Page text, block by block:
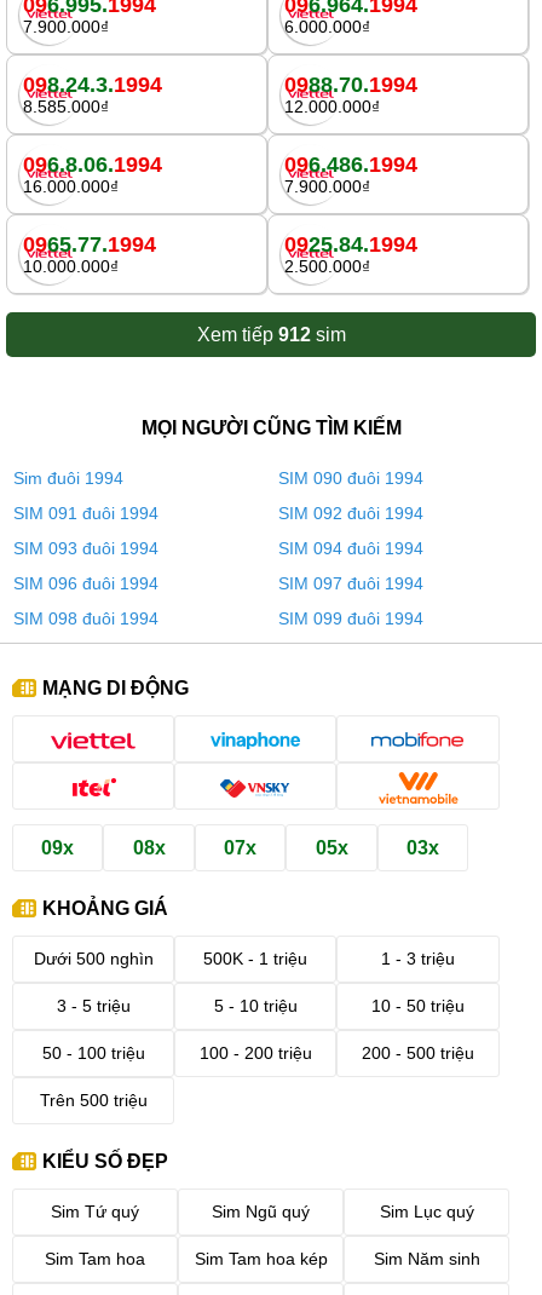
096.995.1994
7.900.000₫
096.964.1994
6.000.000₫
098.24.3.1994
8.585.000₫
0988.70.1994
12.000.000₫
096.8.06.1994
16.000.000₫
096.486.1994
7.900.000₫
0965.77.1994
10.000.000₫
0925.84.1994
2.500.000₫
Xem tiếp 912sim
MỌI NGƯỜI CŨNG TÌM KIẾM
Sim đuôi 1994
SIM 090 đuôi 1994
SIM 091 đuôi 1994
SIM 092 đuôi 1994
SIM 093 đuôi 1994
SIM 094 đuôi 1994
SIM 096 đuôi 1994
SIM 097 đuôi 1994
SIM 098 đuôi 1994
SIM 099 đuôi 1994
MẠNG DI ĐỘNG
09x 08x 07x 05x 03x
KHOẢNG GIÁ
Dưới 500 nghìn 500K - 1 triệu 1 - 3 triệu
3 - 5 triệu 5 - 10 triệu 10 - 50 triệu
50 - 100 triệu 100 - 200 triệu 200 - 500 triệu
Trên 500 triệu
KIỂU SỐ ĐẸP
Sim Tứ quý Sim Ngũ quý Sim Lục quý
Sim Tam hoa Sim Tam hoa kép Sim Năm sinh